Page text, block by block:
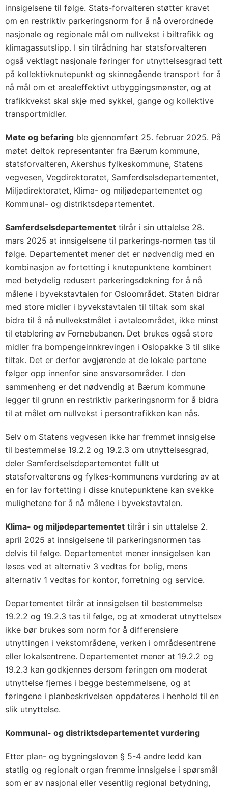
innsigelsene til følge. Stats-forvalteren støtter kravet
om en restriktiv parkeringsnorm for å nå overordnede
nasjonale og regionale mål om nullvekst i biltrafikk og
klimagassutslipp. I sin tilrådning har statsforvalteren
også vektlagt nasjonale føringer for utnyttelsesgrad tett
på kollektivknutepunkt og skinnegående transport for å
nå mål om et arealeffektivt utbyggingsmønster, og at
trafikkvekst skal skje med sykkel, gange og kollektive
transportmidler.
Møte og befaring ble gjennomført 25. februar 2025. På
møtet deltok representanter fra Bærum kommune,
statsforvalteren, Akershus fylkeskommune, Statens
vegvesen, Vegdirektoratet, Samferdselsdepartementet,
Miljødirektoratet, Klima- og miljødepartementet og
Kommunal- og distriktsdepartementet.
Samferdselsdepartementet tilrår i sin uttalelse 28.
mars 2025 at innsigelsene til parkerings-normen tas til
følge. Departementet mener det er nødvendig med en
kombinasjon av fortetting i knutepunktene kombinert
med betydelig redusert parkeringsdekning for å nå
målene i byvekstavtalen for Osloområdet. Staten bidrar
med store midler i byvekstavtalen til tiltak som skal
bidra til å nå nullvekstmålet i avtaleområdet, ikke minst
til etablering av Fornebubanen. Det brukes også store
midler fra bompengeinnkrevingen i Oslopakke 3 til slike
tiltak. Det er derfor avgjørende at de lokale partene
følger opp innenfor sine ansvarsområder. I den
sammenheng er det nødvendig at Bærum kommune
legger til grunn en restriktiv parkeringsnorm for å bidra
til at målet om nullvekst i persontrafikken kan nås.
Selv om Statens vegvesen ikke har fremmet innsigelse
til bestemmelse 19.2.2 og 19.2.3 om utnyttelsesgrad,
deler Samferdselsdepartementet fullt ut
statsforvalterens og fylkes-kommunens vurdering av at
en for lav fortetting i disse knutepunktene kan svekke
mulighetene for å nå målene i byvekstavtalen.
Klima- og miljødepartementet tilrår i sin uttalelse 2.
april 2025 at innsigelsene til parkeringsnormen tas
delvis til følge. Departementet mener innsigelsen kan
løses ved at alternativ 3 vedtas for bolig, mens
alternativ 1 vedtas for kontor, forretning og service.
Departementet tilrår at innsigelsen til bestemmelse
19.2.2 og 19.2.3 tas til følge, og at «moderat utnyttelse»
ikke bør brukes som norm for å differensiere
utnyttingen i vekstområdene, verken i områdesentrene
eller lokalsentrene. Departementet mener at 19.2.2 og
19.2.3 kan godkjennes dersom føringen om moderat
utnyttelse fjernes i begge bestemmelsene, og at
føringene i planbeskrivelsen oppdateres i henhold til en
slik utnyttelse.
Kommunal- og distriktsdepartementet vurdering
Etter plan- og bygningsloven § 5-4 andre ledd kan
statlig og regionalt organ fremme innsigelse i spørsmål
som er av nasjonal eller vesentlig regional betydning,